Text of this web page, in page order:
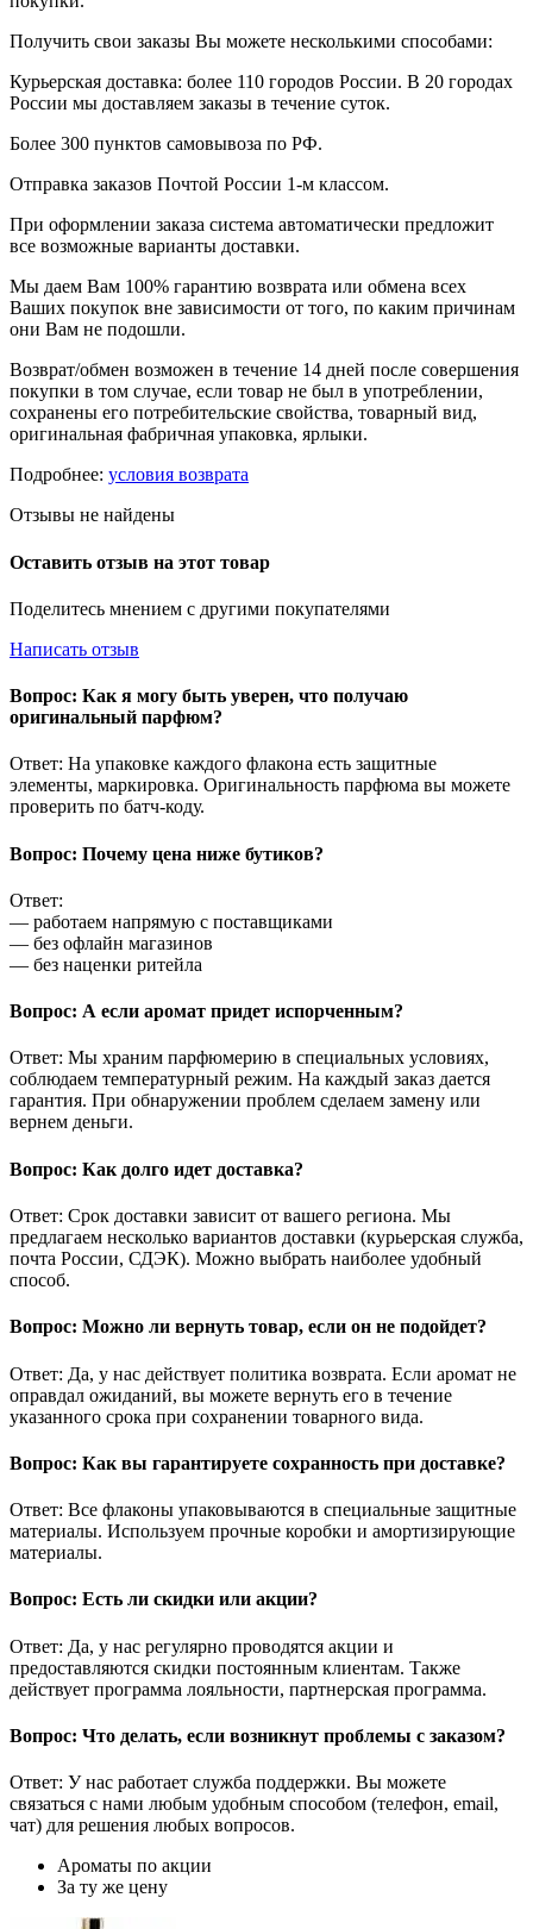
Получить свои заказы Вы можете несколькими способами:
Курьерская доставка: более 110 городов России. В 20 городах
России мы доставляем заказы в течение суток.
Более 300 пунктов самовывоза по РФ.
Отправка заказов Почтой России 1-м классом.
При оформлении заказа система автоматически предложит
все возможные варианты доставки.
Мы даем Вам 100% гарантию возврата или обмена всех
Ваших покупок вне зависимости от того, по каким причинам
они Вам не подошли.
Возврат/обмен возможен в течение 14 дней после совершения
покупки в том случае, если товар не был в употреблении,
сохранены его потребительские свойства, товарный вид,
оригинальная фабричная упаковка, ярлыки.
Подробнее: условия возврата
Отзывы не найдены
Оставить отзыв на этот товар
Поделитесь мнением с другими покупателями
Написать отзыв
Вопрос: Как я могу быть уверен, что получаю
оригинальный парфюм?
Ответ: На упаковке каждого флакона есть защитные
элементы, маркировка. Оригинальность парфюма вы можете
проверить по батч-коду.
Вопрос: Почему цена ниже бутиков?
Ответ:
— работаем напрямую с поставщиками
— без офлайн магазинов
— без наценки ритейла
Вопрос: А если аромат придет испорченным?
Ответ: Мы храним парфюмерию в специальных условиях,
соблюдаем температурный режим. На каждый заказ дается
гарантия. При обнаружении проблем сделаем замену или
вернем деньги.
Вопрос: Как долго идет доставка?
Ответ: Срок доставки зависит от вашего региона. Мы
предлагаем несколько вариантов доставки (курьерская служба,
почта России, СДЭК). Можно выбрать наиболее удобный
способ.
Вопрос: Можно ли вернуть товар, если он не подойдет?
Ответ: Да, у нас действует политика возврата. Если аромат не
оправдал ожиданий, вы можете вернуть его в течение
указанного срока при сохранении товарного вида.
Вопрос: Как вы гарантируете сохранность при доставке?
Ответ: Все флаконы упаковываются в специальные защитные
материалы. Используем прочные коробки и амортизирующие
материалы.
Вопрос: Есть ли скидки или акции?
Ответ: Да, у нас регулярно проводятся акции и
предоставляются скидки постоянным клиентам. Также
действует программа лояльности, партнерская программа.
Вопрос: Что делать, если возникнут проблемы с заказом?
Ответ: У нас работает служба поддержки. Вы можете
связаться с нами любым удобным способом (телефон, email,
чат) для решения любых вопросов.
Ароматы по акции
За ту же цену